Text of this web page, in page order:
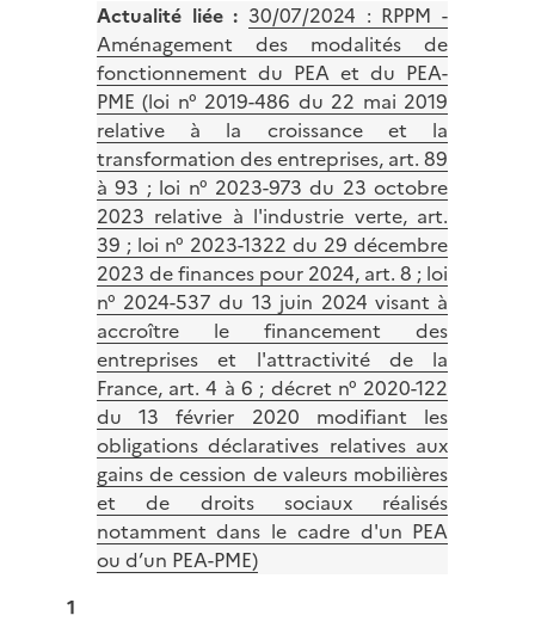
Actualité liée : 30/07/2024 : RPPM -
Aménagement des modalités de
fonctionnement du PEA et du PEA-
PME (loi n° 2019-486 du 22 mai 2019
relative à la croissance et la
transformation des entreprises, art. 89
à 93 ; loi n° 2023-973 du 23 octobre
2023 relative à l'industrie verte, art.
39 ; loi n° 2023-1322 du 29 décembre
2023 de finances pour 2024, art. 8 ; loi
n° 2024-537 du 13 juin 2024 visant à
accroître le financement des
entreprises et l'attractivité de la
France, art. 4 à 6 ; décret n° 2020-122
du 13 février 2020 modifiant les
obligations déclaratives relatives aux
gains de cession de valeurs mobilières
et de droits sociaux réalisés
notamment dans le cadre d'un PEA
ou d’un PEA-PME)
1